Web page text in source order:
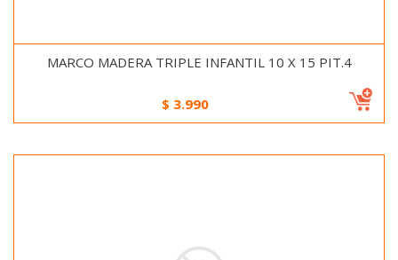
MARCO MADERA TRIPLE INFANTIL 10 X 15 PIT.4
$ 3.990